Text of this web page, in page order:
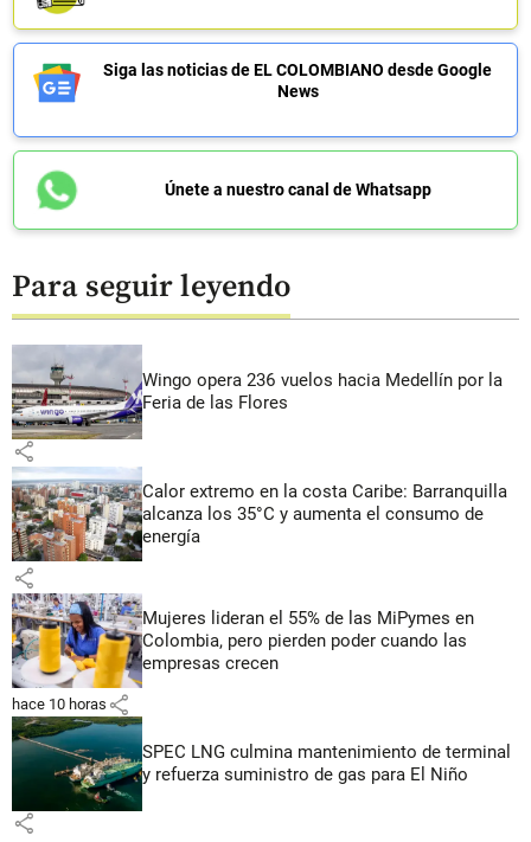
Siga las noticias de EL COLOMBIANO desde Google
News
Únete a nuestro canal de Whatsapp
Para seguir leyendo
Wingo opera 236 vuelos hacia Medellín por la
Feria de las Flores
share
Calor extremo en la costa Caribe: Barranquilla
alcanza los 35°C y aumenta el consumo de
energía
share
Mujeres lideran el 55% de las MiPymes en
Colombia, pero pierden poder cuando las
empresas crecen
hace 10 horas share
SPEC LNG culmina mantenimiento de terminal
y refuerza suministro de gas para El Niño
share